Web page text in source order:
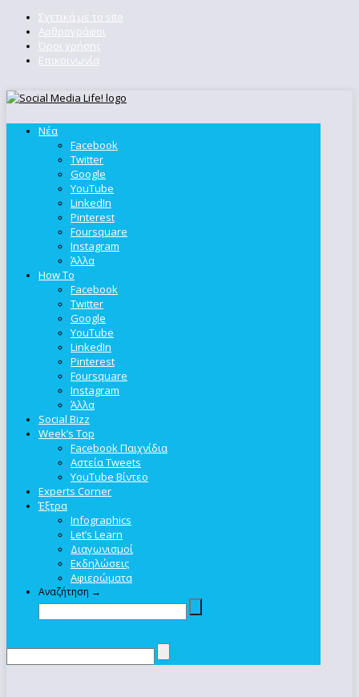
Σχετικά με το site
Αρθρογράφοι
Όροι χρήσης
Επικοινωνία
Νέα
Facebook
Twitter
Google
YouTube
LinkedIn
Pinterest
Foursquare
Instagram
Άλλα
How To
Facebook
Twitter
Google
YouTube
LinkedIn
Pinterest
Foursquare
Instagram
Άλλα
Social Bizz
Week’s Top
Facebook Παιχνίδια
Αστεία Tweets
YouTube Βίντεο
Experts Corner
Έξτρα
Infographics
Let’s Learn
Διαγωνισμοί
Εκδηλώσεις
Αφιερώματα
Αναζήτηση →